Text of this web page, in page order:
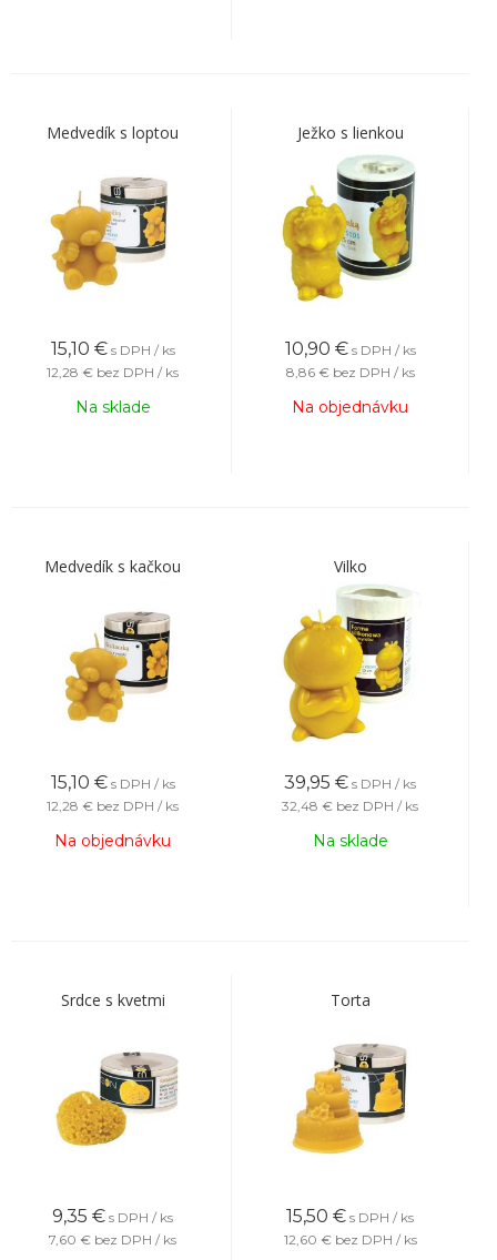
Medvedík s loptou
15,10 € s DPH / ks
12,28 € bez DPH / ks
Na sklade
Ježko s lienkou
10,90 € s DPH / ks
8,86 € bez DPH / ks
Na objednávku
Medvedík s kačkou
15,10 € s DPH / ks
12,28 € bez DPH / ks
Na objednávku
Vilko
39,95 € s DPH / ks
32,48 € bez DPH / ks
Na sklade
Srdce s kvetmi
9,35 € s DPH / ks
7,60 € bez DPH / ks
Torta
15,50 € s DPH / ks
12,60 € bez DPH / ks